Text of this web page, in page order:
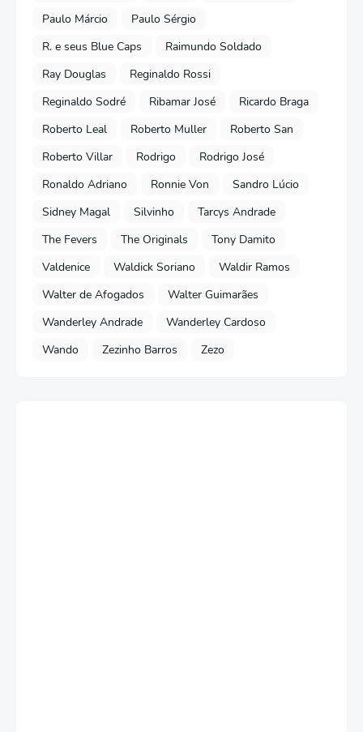
Paulo Márcio
Paulo Sérgio
R. e seus Blue Caps
Raimundo Soldado
Ray Douglas
Reginaldo Rossi
Reginaldo Sodré
Ribamar José
Ricardo Braga
Roberto Leal
Roberto Muller
Roberto San
Roberto Villar
Rodrigo
Rodrigo José
Ronaldo Adriano
Ronnie Von
Sandro Lúcio
Sidney Magal
Silvinho
Tarcys Andrade
The Fevers
The Originals
Tony Damito
Valdenice
Waldick Soriano
Waldir Ramos
Walter de Afogados
Walter Guimarães
Wanderley Andrade
Wanderley Cardoso
Wando
Zezinho Barros Zezo